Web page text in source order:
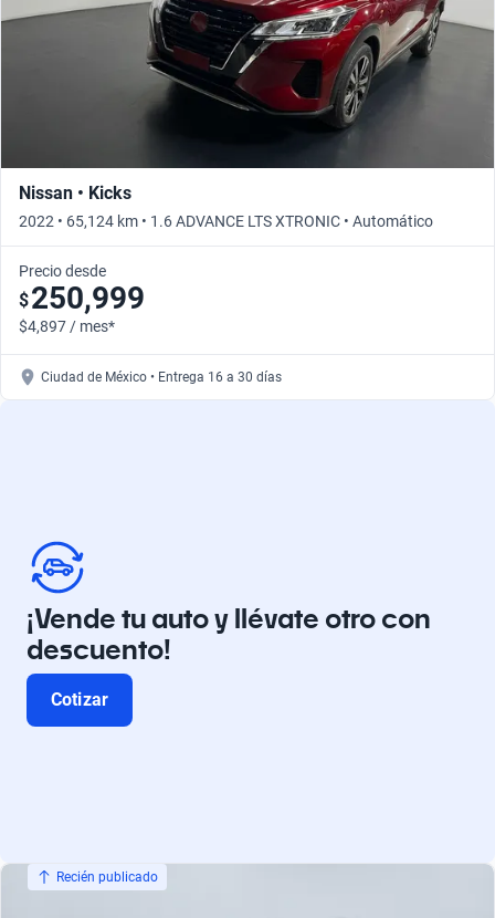
Nissan • Kicks
2022 • 65,124 km • 1.6 ADVANCE LTS XTRONIC • Automático
Precio desde
$250,999
$4,897 / mes*
Ciudad de México • Entrega 16 a 30 días
¡Vende tu auto y llévate otro con
descuento!
Cotizar
Recién publicado